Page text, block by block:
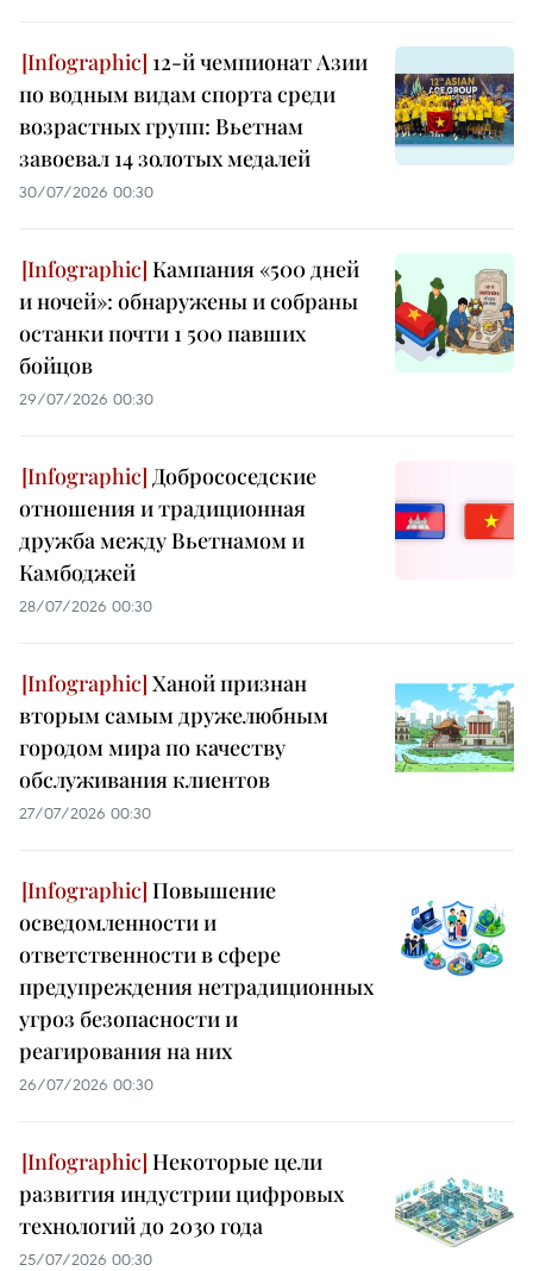
12-й чемпионат Азии
по водным видам спорта среди
возрастных групп: Вьетнам
завоевал 14 золотых медалей
30/07/2026 00:30
Кампания «500 дней
и ночей»: обнаружены и собраны
останки почти 1 500 павших
бойцов
29/07/2026 00:30
Добрососедские
отношения и традиционная
дружба между Вьетнамом и
Камбоджей
28/07/2026 00:30
Ханой признан
вторым самым дружелюбным
городом мира по качеству
обслуживания клиентов
27/07/2026 00:30
Повышение
осведомленности и
ответственности в сфере
предупреждения нетрадиционных
угроз безопасности и
реагирования на них
26/07/2026 00:30
Некоторые цели
развития индустрии цифровых
технологий до 2030 года
25/07/2026 00:30